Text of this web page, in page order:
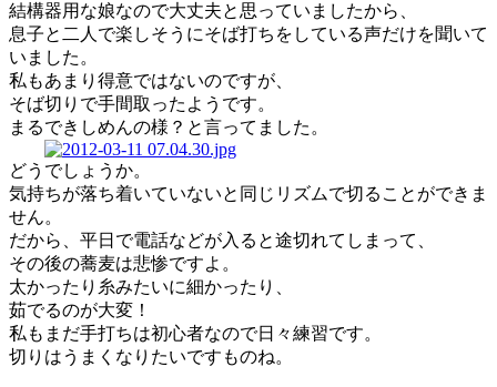
結構器用な娘なので大丈夫と思っていましたから、
息子と二人で楽しそうにそば打ちをしている声だけを聞いて
いました。
私もあまり得意ではないのですが、
そば切りで手間取ったようです。
まるできしめんの様？と言ってました。
どうでしょうか。
気持ちが落ち着いていないと同じリズムで切ることができま
せん。
だから、平日で電話などが入ると途切れてしまって、
その後の蕎麦は悲惨ですよ。
太かったり糸みたいに細かったり、
茹でるのが大変！
私もまだ手打ちは初心者なので日々練習です。
切りはうまくなりたいですものね。